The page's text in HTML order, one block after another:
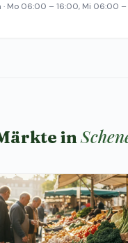
· Mo 06:00 – 16:00, Mi 06:00
in